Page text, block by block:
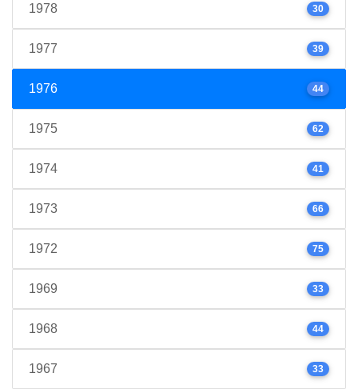
1978 30
1977 39
1976 44
1975 62
1974 41
1973 66
1972 75
1969 33
1968 44
1967 33